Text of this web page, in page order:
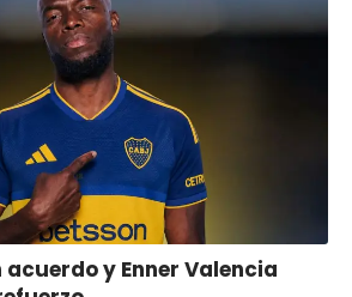
y Enner Valencia